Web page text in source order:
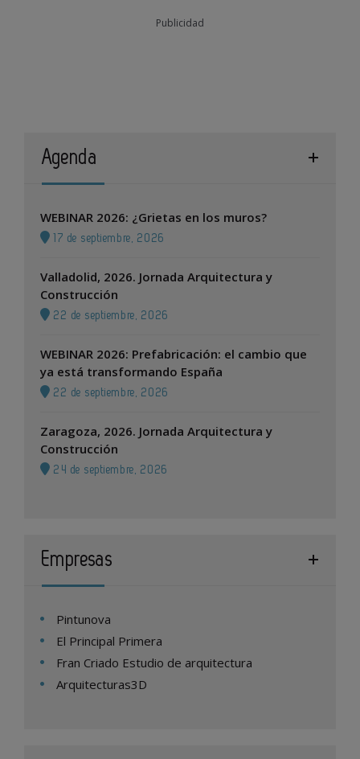
Publicidad
Agenda
WEBINAR 2026: ¿Grietas en los muros?
17 de septiembre, 2026
Valladolid, 2026. Jornada Arquitectura y
Construcción
22 de septiembre, 2026
WEBINAR 2026: Prefabricación: el cambio que
ya está transformando España
22 de septiembre, 2026
Zaragoza, 2026. Jornada Arquitectura y
Construcción
24 de septiembre, 2026
Empresas
Pintunova
El Principal Primera
Fran Criado Estudio de arquitectura
Arquitecturas3D